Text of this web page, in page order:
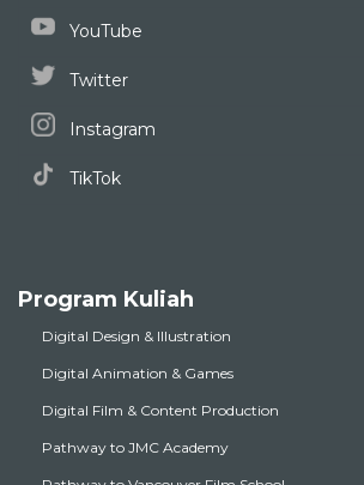
YouTube
Twitter
Instagram
TikTok
Program Kuliah
Digital Design & Illustration
Digital Animation & Games
Digital Film & Content Production
Pathway to JMC Academy